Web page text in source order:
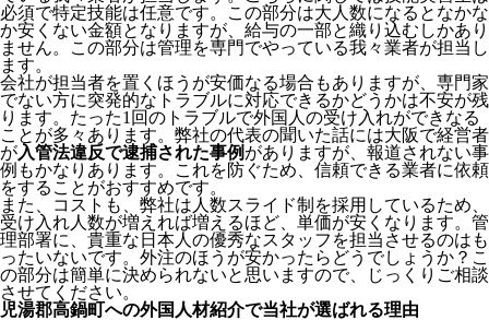
必須で特定技能は任意です。この部分は大人数になるとなかな
か安くない金額となりますが、給与の一部と織り込むしかあり
ません。この部分は管理を専門でやっている我々業者が担当し
ます。
会社が担当者を置くほうが安価なる場合もありますが、専門家
でない方に突発的なトラブルに対応できるかどうかは不安が残
ります。たった1回のトラブルで外国人の受け入れができなる
ことが多々あります。弊社の代表の聞いた話には大阪で経営者
が入管法違反で逮捕された事例 がありますが、報道されない事
例もかなりあります。これを防ぐため、信頼できる業者に依頼
をすることがおすすめです。
また、コストも、弊社は人数スライド制を採用しているため、
受け入れ人数が増えれば増えるほど、単価が安くなります。管
理部署に、貴重な日本人の優秀なスタッフを担当させるのはも
ったいないです。外注のほうが安かったらどうでしょうか？こ
の部分は簡単に決められないと思いますので、じっくりご相談
させてください。
児湯郡高鍋町への外国人材紹介で当社が選ばれる理由